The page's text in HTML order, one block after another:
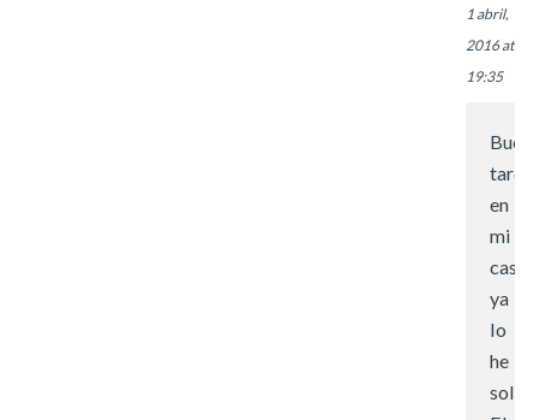
1 abril,
2016 at
19:35
en
mi
caso
ya
lo
he